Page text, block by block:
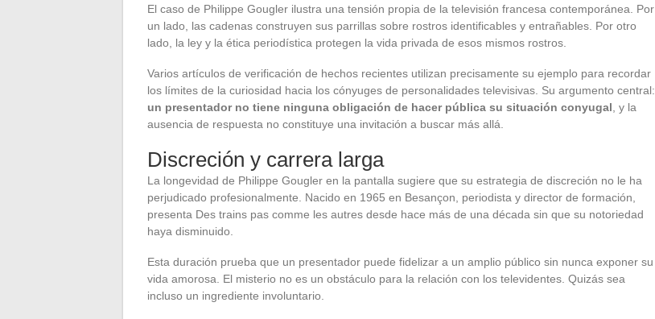
El caso de Philippe Gougler ilustra una tensión propia de la televisión francesa contemporánea. Por
un lado, las cadenas construyen sus parrillas sobre rostros identificables y entrañables. Por otro
lado, la ley y la ética periodística protegen la vida privada de esos mismos rostros.
Varios artículos de verificación de hechos recientes utilizan precisamente su ejemplo para recordar
los límites de la curiosidad hacia los cónyuges de personalidades televisivas. Su argumento central:
un presentador no tiene ninguna obligación de hacer pública su situación conyugal , y la
ausencia de respuesta no constituye una invitación a buscar más allá.
Discreción y carrera larga
La longevidad de Philippe Gougler en la pantalla sugiere que su estrategia de discreción no le ha
perjudicado profesionalmente. Nacido en 1965 en Besançon, periodista y director de formación,
presenta Des trains pas comme les autres desde hace más de una década sin que su notoriedad
haya disminuido.
Esta duración prueba que un presentador puede fidelizar a un amplio público sin nunca exponer su
vida amorosa. El misterio no es un obstáculo para la relación con los televidentes. Quizás sea
incluso un ingrediente involuntario.